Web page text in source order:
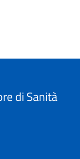
di Sanità